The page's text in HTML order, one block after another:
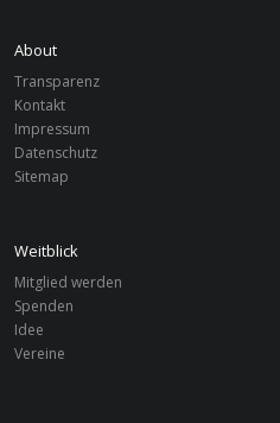
About
Transparenz
Kontakt
Impressum
Datenschutz
Sitemap
Weitblick
Mitglied werden
Spenden
Idee
Vereine